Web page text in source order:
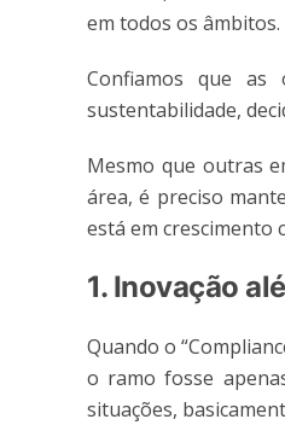
em todos os âmbitos.
Confiamos que as
sustentabilidade,
Mesmo que outras
área, é preciso
está em crescimento
1. Inovação
Quando o
o ramo fosse
situações,